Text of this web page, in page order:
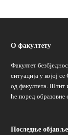
О факултету
Факултет
ситуација у којој
од факултета. Штит
ће поред образовне
Последње